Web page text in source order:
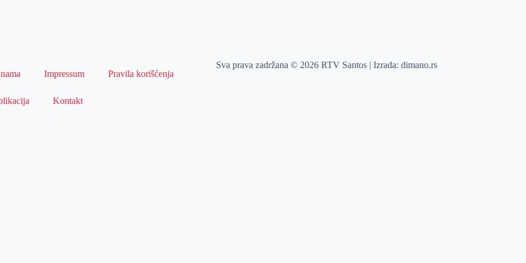
Impressum Pravila korišćenja
Kontakt
Sva prava zadržana © 2026 RTV Santos | Izrada:dimano.rs